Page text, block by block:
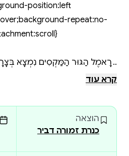
position:left
repeat:no-
כְּרָאמֶל הַגּוּר הַמַּקְסִים נִמְצָא
נִסָּה לְהִפָּטֵר מִמֶּנּוּ, עַכְשָׁו יֵשׁ
לְהַפְעִיל אֶת כָּל כִּשּׁוּרֵי הַבַּלָּשׁוּת
קרא עוד
הוצאה
כנרת זמורה דביר